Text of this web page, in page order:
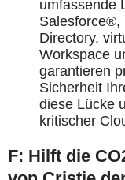
umfassende
Salesforce®,
Directory,
Workspace
garantieren
Sicherheit
diese Lücke
kritischer
F: Hilft die